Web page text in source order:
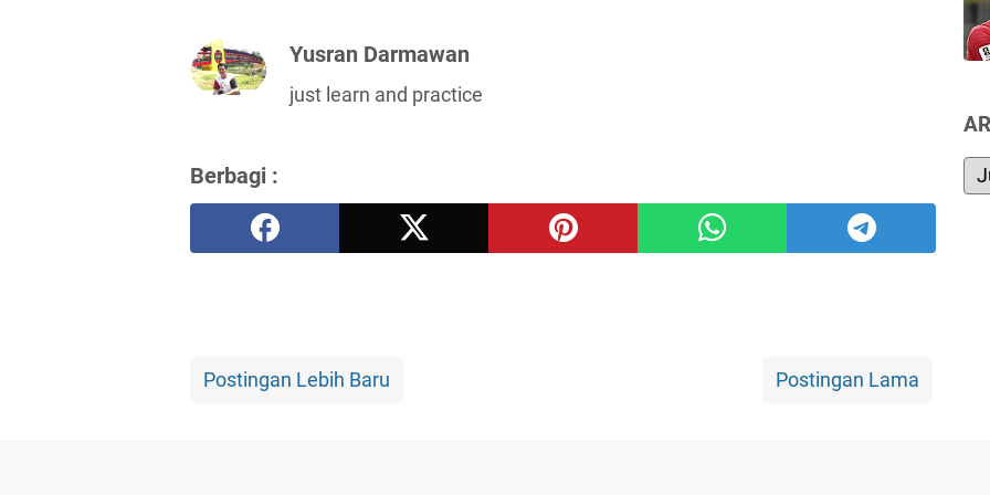
Yusran Darmawan
just learn and practice
Berbagi :
Postingan Lebih Baru Postingan Lama